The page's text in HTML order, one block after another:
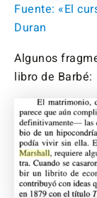
Fuente: «El
Duran
Algunos
libro de Barbé: